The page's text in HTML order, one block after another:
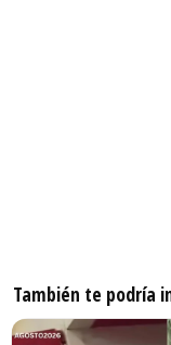
También te podría